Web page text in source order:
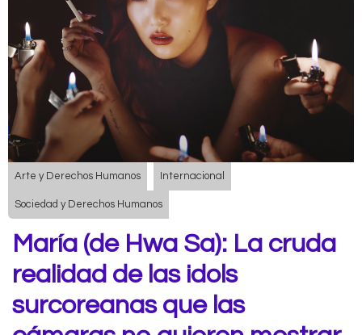
Arte y Derechos Humanos Internacional
Sociedad y Derechos Humanos
María (de Hwa Sa): La cruda
realidad de las idols
surcoreanas que las